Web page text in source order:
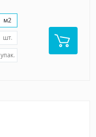
м2
шт.
упак.